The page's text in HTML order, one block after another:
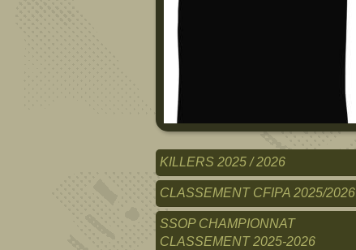
KILLERS 2025 / 2026
CLASSEMENT CFIPA 2025/2026
SSOP CHAMPIONNAT
CLASSEMENT 2025-2026